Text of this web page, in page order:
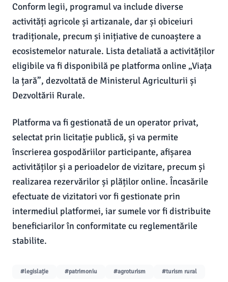
Conform legii, programul va include diverse
activități agricole și artizanale, dar și obiceiuri
tradiționale, precum și inițiative de cunoaștere a
ecosistemelor naturale. Lista detaliată a activităților
eligibile va fi disponibilă pe platforma online „Viața
la țară”, dezvoltată de Ministerul Agriculturii și
Dezvoltării Rurale.
Platforma va fi gestionată de un operator privat,
selectat prin licitație publică, și va permite
înscrierea gospodăriilor participante, afișarea
activităților și a perioadelor de vizitare, precum și
realizarea rezervărilor și plăților online. Încasările
efectuate de vizitatori vor fi gestionate prin
intermediul platformei, iar sumele vor fi distribuite
beneficiarilor în conformitate cu reglementările
stabilite.
#legislație #patrimoniu #agroturism #turism rural